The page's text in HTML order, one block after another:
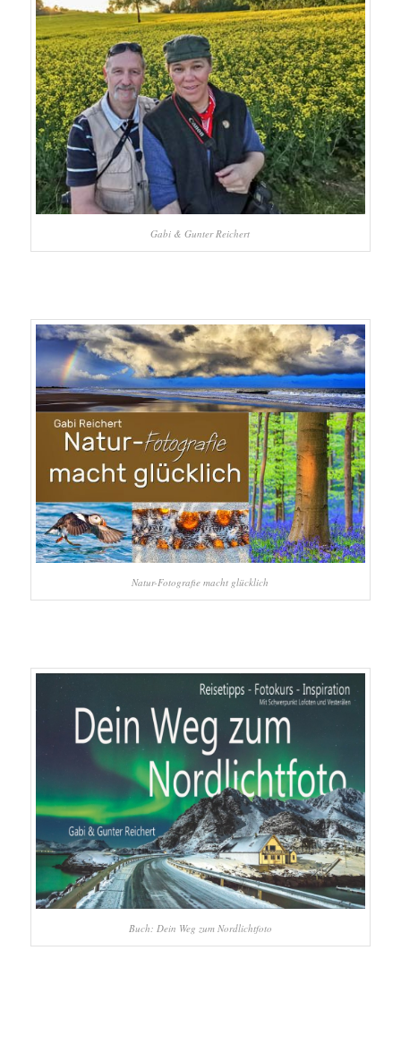
Gabi & Gunter Reichert
Natur-Fotografie macht glücklich
Buch: Dein Weg zum Nordlichtfoto